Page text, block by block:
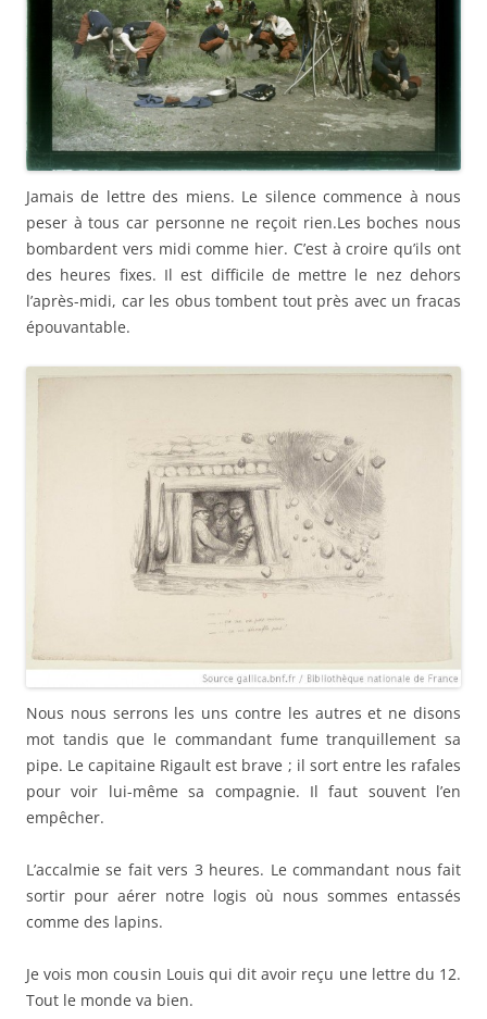
Jamais de lettre des miens. Le silence commence à nous
peser à tous car personne ne reçoit rien.Les boches nous
bombardent vers midi comme hier. C’est à croire qu’ils ont
des heures fixes. Il est difficile de mettre le nez dehors
l’après-midi, car les obus tombent tout près avec un fracas
épouvantable.
Nous nous serrons les uns contre les autres et ne disons
mot tandis que le commandant fume tranquillement sa
pipe. Le capitaine Rigault est brave ; il sort entre les rafales
pour voir lui-même sa compagnie. Il faut souvent l’en
empêcher.
L’accalmie se fait vers 3 heures. Le commandant nous fait
sortir pour aérer notre logis où nous sommes entassés
comme des lapins.
Je vois mon cousin Louis qui dit avoir reçu une lettre du 12.
Tout le monde va bien.